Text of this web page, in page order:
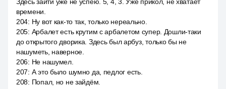
времени.
204: Ну вот как-то так, только нереально.
205: Арбалет есть крутим с арбалетом супер. Дошли-таки
до открытого дворика. Здесь был арбуз, только бы не
нашуметь, наверное.
206: Не нашумел.
207: А это было шумно да, педлог есть.
208: Попал, но не зайдём.